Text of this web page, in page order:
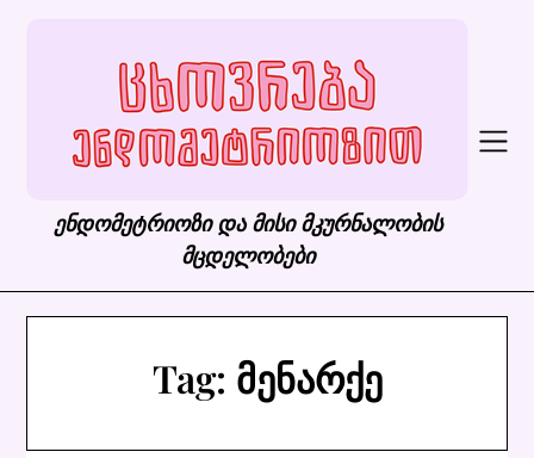
ენდომეტრიოზი და მისი მკურნალობის
მცდელობები
Tag: მენარქე